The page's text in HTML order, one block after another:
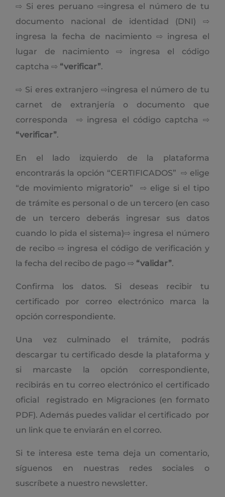
⇨ Si eres peruano ⇨ingresa el número de tu
documento nacional de identidad (DNI) ⇨
ingresa la fecha de nacimiento ⇨ ingresa el
lugar de nacimiento ⇨ ingresa el código
captcha ⇨ “verificar”.
⇨ Si eres extranjero ⇨ingresa el número de tu
carnet de extranjería o documento que
corresponda ⇨ ingresa el código captcha ⇨
“verificar”.
En el lado izquierdo de la plataforma
encontrarás la opción “CERTIFICADOS” ⇨ elige
“de movimiento migratorio” ⇨ elige si el tipo
de trámite es personal o de un tercero (en caso
de un tercero deberás ingresar sus datos
cuando lo pida el sistema)⇨ ingresa el número
de recibo ⇨ ingresa el código de verificación y
la fecha del recibo de pago ⇨ “validar”.
Confirma los datos. Si deseas recibir tu
certificado por correo electrónico marca la
opción correspondiente.
Una vez culminado el trámite, podrás
descargar tu certificado desde la plataforma y
si marcaste la opción correspondiente,
recibirás en tu correo electrónico el certificado
oficial registrado en Migraciones (en formato
PDF). Además puedes validar el certificado por
un link que te enviarán en el correo.
Si te interesa este tema deja un comentario,
síguenos en nuestras redes sociales o
suscríbete a nuestro newsletter.